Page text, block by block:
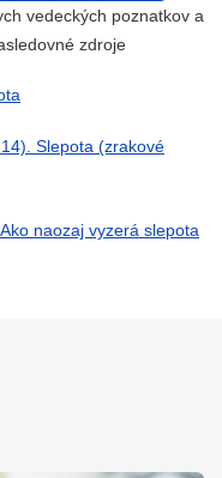
vedeckých poznatkov a
zdroje
Slepota (zrakové
naozaj vyzerá slepota